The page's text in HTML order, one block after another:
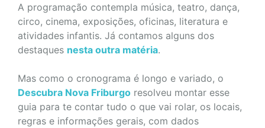
A programação contempla música, teatro, dança,
circo, cinema, exposições, oficinas, literatura e
atividades infantis. Já contamos alguns dos
destaques nesta outra matéria.
Mas como o cronograma é longo e variado, o
Descubra Nova Friburgo resolveu montar esse
guia para te contar tudo o que vai rolar, os locais,
regras e informações gerais, com dados